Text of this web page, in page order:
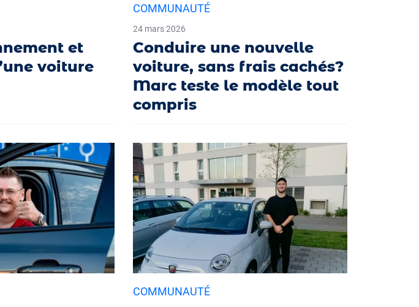
et
voiture
COMMUNAUTÉ
24 mars 2026
Conduire une nouvelle
voiture, sans frais cachés?
Marc teste le modèle tout
compris
COMMUNAUTÉ